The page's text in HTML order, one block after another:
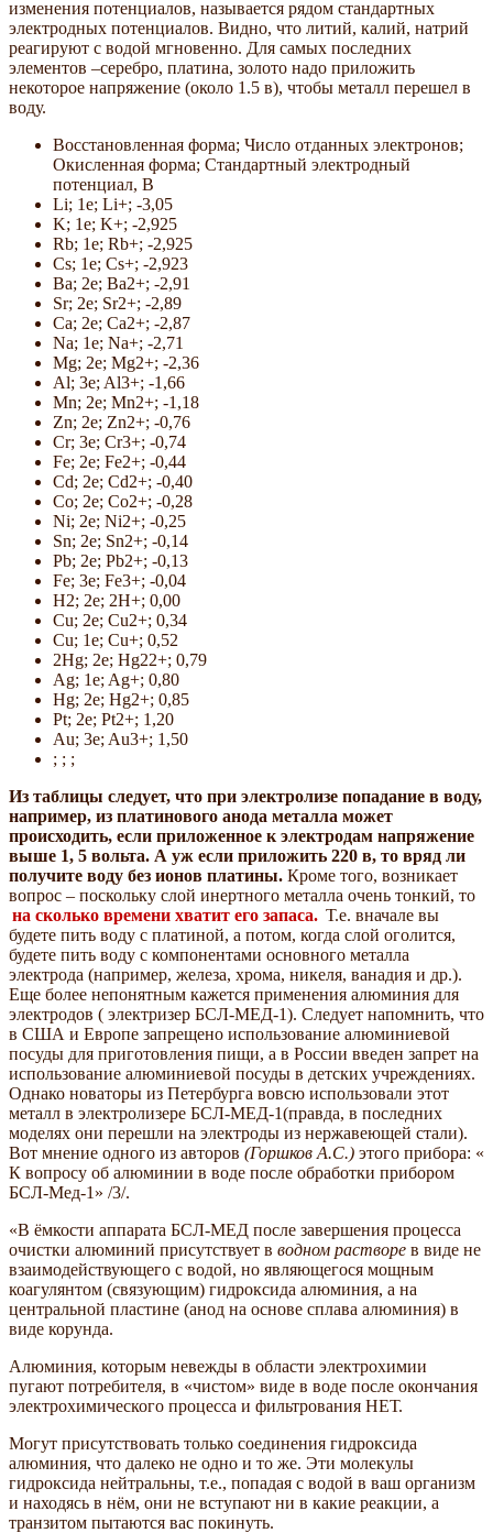
изменения потенциалов, называется рядом стандартных
электродных потенциалов. Видно, что литий, калий, натрий
реагируют с водой мгновенно. Для самых последних
элементов –серебро, платина, золото надо приложить
некоторое напряжение (около 1.5 в), чтобы металл перешел в
воду.
Восстановленная форма; Число отданных электронов;
Окисленная форма; Стандартный электродный
потенциал, В
Li; 1e; Li+; -3,05
K; 1e; K+; -2,925
Rb; 1e; Rb+; -2,925
Cs; 1e; Cs+; -2,923
Ba; 2e; Ba2+; -2,91
Sr; 2e; Sr2+; -2,89
Ca; 2e; Ca2+; -2,87
Na; 1e; Na+; -2,71
Mg; 2e; Mg2+; -2,36
Al; 3e; Al3+; -1,66
Mn; 2e; Mn2+; -1,18
Zn; 2e; Zn2+; -0,76
Cr; 3e; Cr3+; -0,74
Fe; 2e; Fe2+; -0,44
Cd; 2e; Cd2+; -0,40
Co; 2e; Co2+; -0,28
Ni; 2e; Ni2+; -0,25
Sn; 2e; Sn2+; -0,14
Pb; 2e; Pb2+; -0,13
Fe; 3e; Fe3+; -0,04
H2; 2e; 2H+; 0,00
Cu; 2e; Cu2+; 0,34
Cu; 1e; Cu+; 0,52
2Hg; 2e; Hg22+; 0,79
Ag; 1e; Ag+; 0,80
Hg; 2e; Hg2+; 0,85
Pt; 2e; Pt2+; 1,20
Au; 3e; Au3+; 1,50
; ; ;
Из таблицы следует, что при электролизе попадание в воду,
например, из платинового анода металла может
происходить, если приложенное к электродам напряжение
выше 1, 5 вольта. А уж если приложить 220 в, то вряд ли
получите воду без ионов платины. Кроме того, возникает
вопрос – поскольку слой инертного металла очень тонкий, то
на сколько времени хватит его запаса. Т.е. вначале вы
будете пить воду с платиной, а потом, когда слой оголится,
будете пить воду с компонентами основного металла
электрода (например, железа, хрома, никеля, ванадия и др.).
Еще более непонятным кажется применения алюминия для
электродов ( электризер БСЛ-МЕД-1). Следует напомнить, что
в США и Европе запрещено использование алюминиевой
посуды для приготовления пищи, а в России введен запрет на
использование алюминиевой посуды в детских учреждениях.
Однако новаторы из Петербурга вовсю использовали этот
металл в электролизере БСЛ-МЕД-1(правда, в последних
моделях они перешли на электроды из нержавеющей стали).
Вот мнение одного из авторов (Горшков А.С.) этого прибора: «
К вопросу об алюминии в воде после обработки прибором
БСЛ-Мед-1» /3/.
«В ёмкости аппарата БСЛ-МЕД после завершения процесса
очистки алюминий присутствует в водном растворе в виде не
взаимодействующего с водой, но являющегося мощным
коагулянтом (связующим) гидроксида алюминия, а на
центральной пластине (анод на основе сплава алюминия) в
виде корунда.
Алюминия, которым невежды в области электрохимии
пугают потребителя, в «чистом» виде в воде после окончания
электрохимического процесса и фильтрования НЕТ.
Могут присутствовать только соединения гидроксида
алюминия, что далеко не одно и то же. Эти молекулы
гидроксида нейтральны, т.е., попадая с водой в ваш организм
и находясь в нём, они не вступают ни в какие реакции, а
транзитом пытаются вас покинуть.